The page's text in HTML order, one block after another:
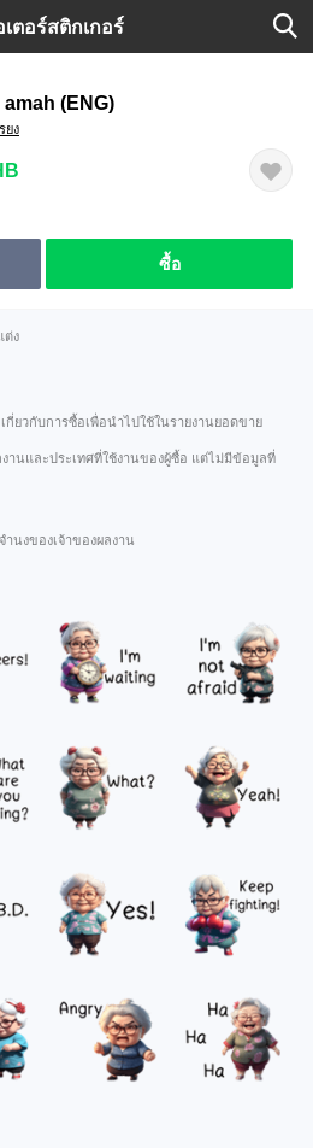
เตอร์สติกเกอร์
(ENG)
ยง
ซื้อ
ต่ง
กี่ยวกับการซื้อเพื่อนำไปใช้ในรายงานยอดขาย
านและประเทศที่ใช้งานของผู้ซื้อ แต่ไม่มีข้อมูลที่
ำนงของเจ้าของผลงาน